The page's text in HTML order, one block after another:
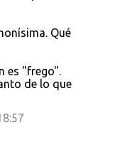
Qué
es "frego".
de lo que